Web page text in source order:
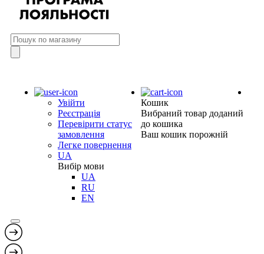
Увійти
Реєстрація
Перевірити статус
замовлення
Легке повернення
UA
Вибір мови
UA
RU
EN
Кошик
Вибраний товар доданий
до кошика
Ваш кошик порожній